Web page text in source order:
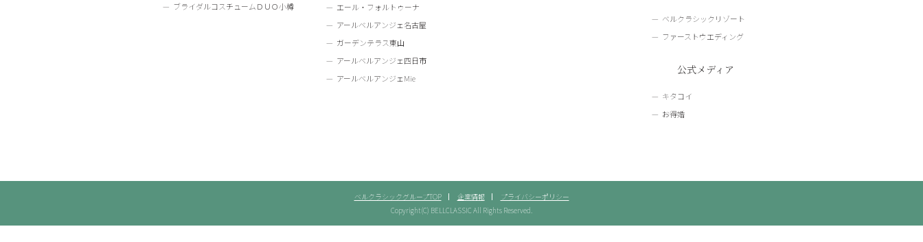
ブライダルコスチュームＤＵＯ小樽
エール・フォルトゥーナ
アールベルアンジェ名古屋
ガーデンテラス東山
アールベルアンジェ四日市
アールベルアンジェMie
ベルクラシックリゾート
ファーストウエディング
公式メディア
キタコイ
お得婚
ベルクラシックグループTOP 企業情報
プライバシーポリシー
Copyright(C) BELLCLASSIC All Rights Reserved.